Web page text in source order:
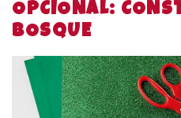
OPCIONAL:
BOSQUE